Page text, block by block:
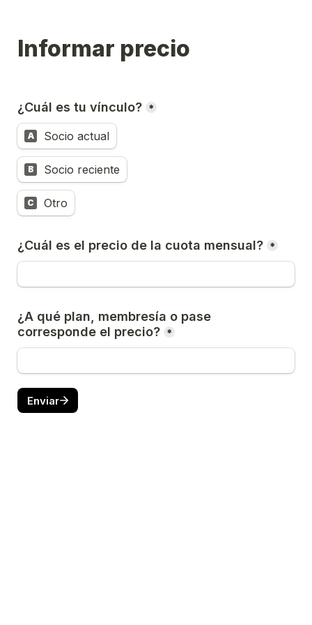
Informar precio
¿Cuál es tu vínculo? *
A Socio actual
B Socio reciente
C Otro
¿Cuál es el precio de la cuota mensual? *
¿A qué plan, membresía o pase
corresponde el precio? *
Enviar